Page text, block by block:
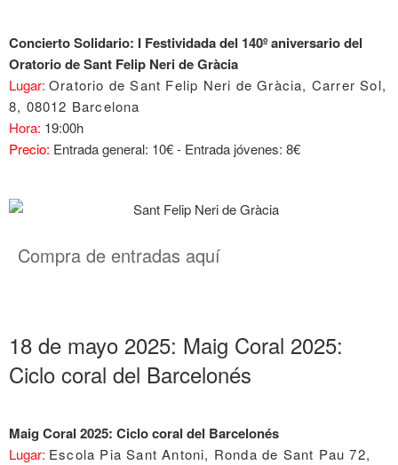
Concierto Solidario: I Festividada del 140º aniversario del
Oratorio de Sant Felip Neri de Gràcia
Lugar: Oratorio de Sant Felip Neri de Gràcia, Carrer Sol,
8, 08012 Barcelona
Hora: 19:00h
Precio: Entrada general: 10€ - Entrada jóvenes: 8€
Compra de entradas aquí
18 de mayo 2025: Maig Coral 2025:
Ciclo coral del Barcelonés
Maig Coral 2025: Ciclo coral del Barcelonés
Lugar: Escola Pia Sant Antoni, Ronda de Sant Pau 72,